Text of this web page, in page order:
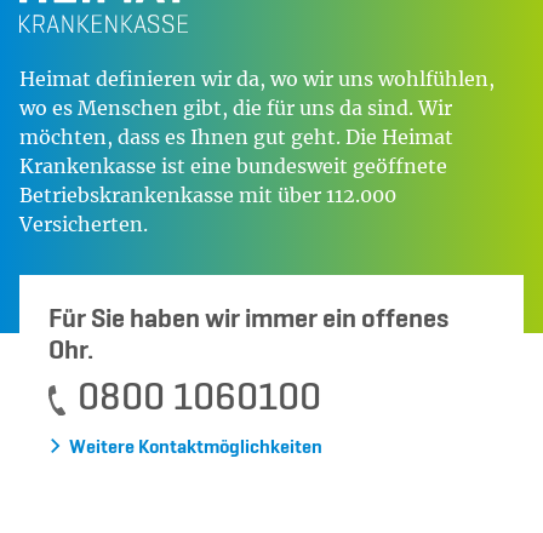
Heimat definieren wir da, wo wir uns wohlfühlen,
wo es Menschen gibt, die für uns da sind. Wir
möchten, dass es Ihnen gut geht. Die Heimat
Krankenkasse ist eine bundesweit geöffnete
Betriebskrankenkasse mit über 112.000
Versicherten.
Für Sie haben wir immer ein offenes
Ohr.
0800 1060100
Weitere Kontaktmöglichkeiten